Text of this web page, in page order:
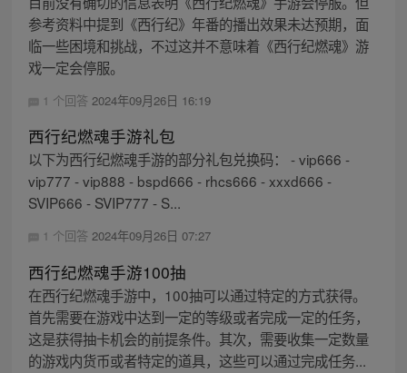
参考资料中提到《西行纪》年番的播出效果未达预期，面
临一些困境和挑战，不过这并不意味着《西行纪燃魂》游
戏一定会停服。
1 个回答 2024年09月26日 16:19
西行纪燃魂手游礼包
以下为西行纪燃魂手游的部分礼包兑换码： - vip666 -
vip777 - vip888 - bspd666 - rhcs666 - xxxd666 -
SVIP666 - SVIP777 - S...
1 个回答 2024年09月26日 07:27
西行纪燃魂手游100抽
在西行纪燃魂手游中，100抽可以通过特定的方式获得。
首先需要在游戏中达到一定的等级或者完成一定的任务，
这是获得抽卡机会的前提条件。其次，需要收集一定数量
的游戏内货币或者特定的道具，这些可以通过完成任务...